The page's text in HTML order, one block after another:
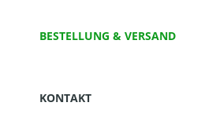
BESTELLUNG & VERSAND
KONTAKT